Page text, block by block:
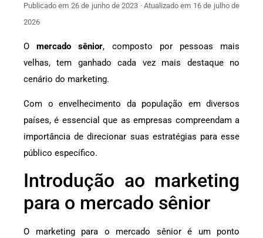
Publicado em 26 de junho de 2023 · Atualizado em 16 de julho de
2026
Omercado sênior, composto por pessoas mais
velhas, tem ganhado cada vez mais destaque no
cenário do marketing.
Com o envelhecimento da população em diversos
países, é essencial que as empresas compreendam a
importância de direcionar suas estratégias para esse
público específico.
Introdução ao marketing
para o mercado sênior
O marketing para o mercado sênior é um ponto